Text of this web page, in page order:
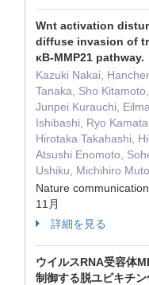
Wnt activation
diffuse invasion of
κB-MMP21 pathway.
Kazuki Nakai,
Tanaka, Sho
Junpei Kurauchi,
Ishibashi, Ryo
Hirotaka Takahashi,
Atsushi Enomoto,
Ushiku, Michihiro
Nature
11月
詳細を見る
ウイルスRNA受容体
制御する脱ユビキチ